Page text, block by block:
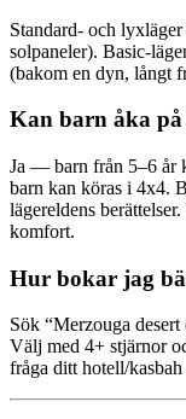
Standard- och
solpaneler). Basic-
(bakom en dyn, långt
Kan barn åka
Ja — barn från 5–6 år
barn kan köras i 4x4.
lägereldens
komfort.
Hur bokar jag
Sök “Merzouga
Välj med 4+ stjärnor
fråga ditt hotell/